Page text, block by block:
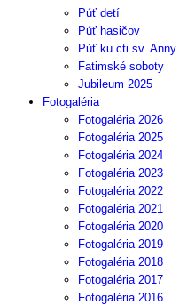
Púť detí
Púť hasičov
Púť ku cti sv. Anny
Fatimské soboty
Jubileum 2025
Fotogaléria
Fotogaléria 2026
Fotogaléria 2025
Fotogaléria 2024
Fotogaléria 2023
Fotogaléria 2022
Fotogaléria 2021
Fotogaléria 2020
Fotogaléria 2019
Fotogaléria 2018
Fotogaléria 2017
Fotogaléria 2016